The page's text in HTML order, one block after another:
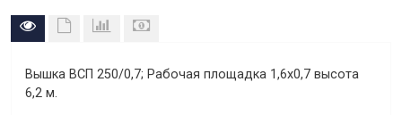
Вышка ВСП 250/0,7; Рабочая площадка 1,6х0,7 высота
6,2 м.